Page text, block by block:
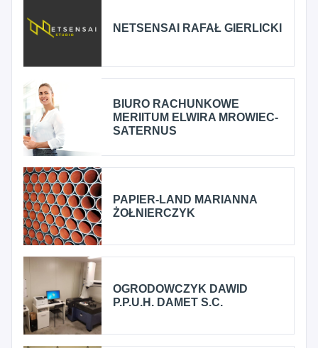
NETSENSAI RAFAŁ GIERLICKI
BIURO RACHUNKOWE
MERIITUM ELWIRA MROWIEC-
SATERNUS
PAPIER-LAND MARIANNA
ŻOŁNIERCZYK
OGRODOWCZYK DAWID
P.P.U.H. DAMET S.C.